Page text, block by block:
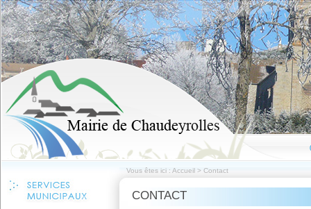
Vous êtes ici : Accueil > Contact
CONTACT